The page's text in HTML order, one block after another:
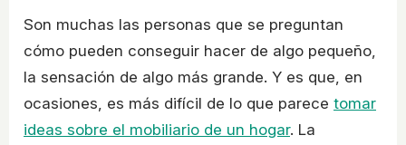
Son muchas las personas que se preguntan
cómo pueden conseguir hacer de algo pequeño,
la sensación de algo más grande. Y es que, en
ocasiones, es más difícil de lo que parece tomar
ideas sobre el mobiliario de un hogar. La